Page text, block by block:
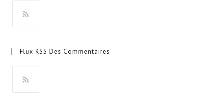
un
onglet
Flux RSS Des Commentaires